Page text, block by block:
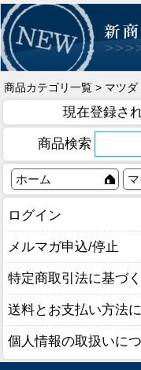
商品カテゴリ一覧 > マツダ
現在登録さ
商品検索
ホーム
ログイン
メルマガ申込/停止
特定商取引法に基づ
送料とお支払い方法
個人情報の取扱いに